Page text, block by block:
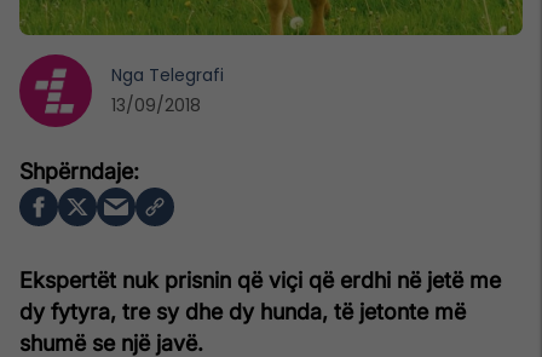
Ekspertët nuk prisnin që viçi që erdhi në jetë me
dy fytyra, tre sy dhe dy hunda, të jetonte më
shumë se një javë.
Nga Telegrafi
13/09/2018